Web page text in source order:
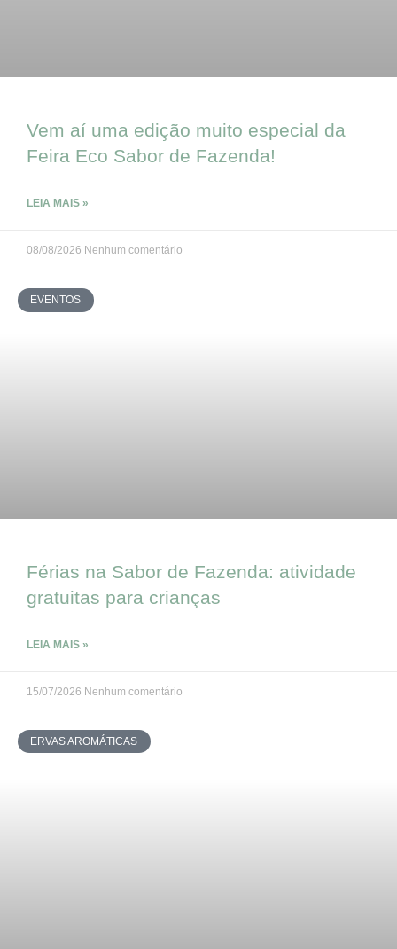
Vem aí uma edição muito especial da
Feira Eco Sabor de Fazenda!
LEIA MAIS »
08/08/2026 Nenhum comentário
EVENTOS
Férias na Sabor de Fazenda: atividade
gratuitas para crianças
LEIA MAIS »
15/07/2026 Nenhum comentário
ERVAS AROMÁTICAS